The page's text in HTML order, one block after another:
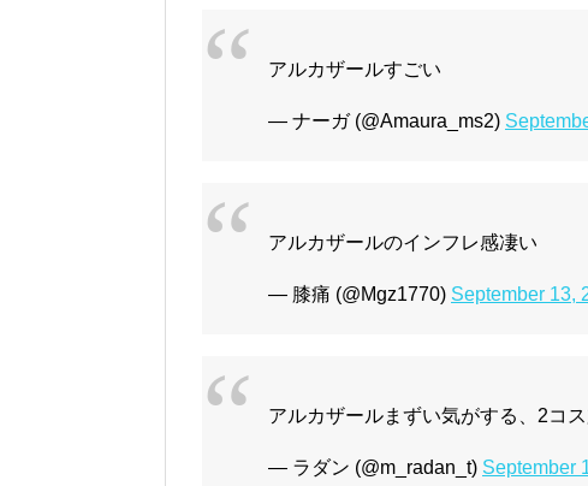
アルカザールすごい
— ナーガ (@Amaura_ms2)
アルカザールのインフレ感凄い
— 膝痛 (@Mgz1770) September 13,
アルカザールまずい気がする、2コ
— ラダン (@m_radan_t) September